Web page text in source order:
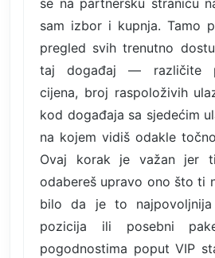
se na partnersku stranicu
sam izbor i kupnja. Tamo
pregled svih trenutno
taj događaj — različite
cijena, broj raspoloživih
kod događaja sa sjedećim
na kojem vidiš odakle
Ovaj korak je važan jer
odabereš upravo ono što ti
bilo da je to najpovoljnija
pozicija ili posebni
pogodnostima poput VIP